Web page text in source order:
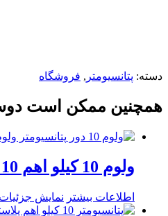
دسته: پتانسیومتر , فروشگاه
همچنین ممکن است
ولوم 10 کیلو اهم 10 دور
اطلاعات بیشتر نمایش جزئیات